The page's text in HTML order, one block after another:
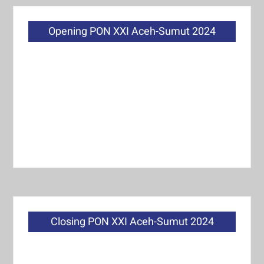
Opening PON XXI Aceh-Sumut 2024
Closing PON XXI Aceh-Sumut 2024